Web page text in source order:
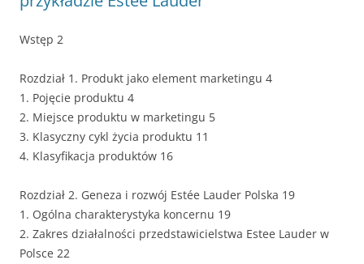
Wstęp 2
Rozdział 1. Produkt jako element marketingu 4
1. Pojęcie produktu 4
2. Miejsce produktu w marketingu 5
3. Klasyczny cykl życia produktu 11
4. Klasyfikacja produktów 16
Rozdział 2. Geneza i rozwój Estée Lauder Polska 19
1. Ogólna charakterystyka koncernu 19
2. Zakres działalności przedstawicielstwa Estee Lauder w
Polsce 22